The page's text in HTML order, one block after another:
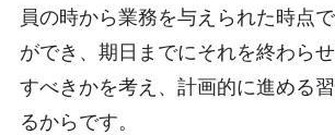
員の時から業務を与えられた時点
ができ、期日までにそれを終わら
すべきかを考え、計画的に進める
るからです。